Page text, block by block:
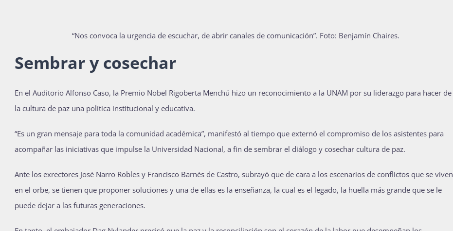
“Nos convoca la urgencia de escuchar, de abrir canales de comunicación”. Foto: Benjamín Chaires.
Sembrar y cosechar
En el Auditorio Alfonso Caso, la Premio Nobel Rigoberta Menchú hizo un reconocimiento a la UNAM por su liderazgo para hacer de
la cultura de paz una política institucional y educativa.
“Es un gran mensaje para toda la comunidad académica”, manifestó al tiempo que externó el compromiso de los asistentes para
acompañar las iniciativas que impulse la Universidad Nacional, a fin de sembrar el diálogo y cosechar cultura de paz.
Ante los exrectores José Narro Robles y Francisco Barnés de Castro, subrayó que de cara a los escenarios de conflictos que se viven
en el orbe, se tienen que proponer soluciones y una de ellas es la enseñanza, la cual es el legado, la huella más grande que se le
puede dejar a las futuras generaciones.